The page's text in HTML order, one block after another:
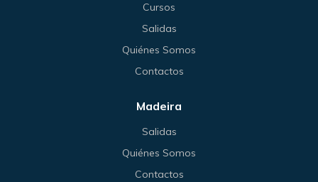
Cursos
Salidas
Quiénes Somos
Contactos
Madeira
Salidas
Quiénes Somos
Contactos